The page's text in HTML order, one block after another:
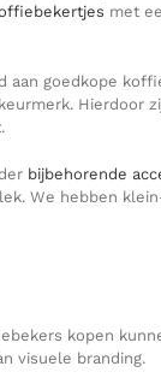
met
goedkope
Hierdoor
bijbehorende
We hebben
kopen
visuele branding.